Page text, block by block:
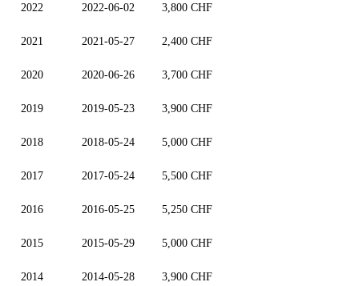
2022 2022-06-02 3,800 CHF
2021 2021-05-27 2,400 CHF
2020 2020-06-26 3,700 CHF
2019 2019-05-23 3,900 CHF
2018 2018-05-24 5,000 CHF
2017 2017-05-24 5,500 CHF
2016 2016-05-25 5,250 CHF
2015 2015-05-29 5,000 CHF
2014 2014-05-28 3,900 CHF